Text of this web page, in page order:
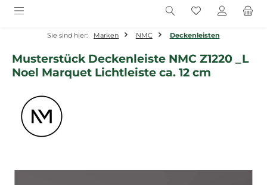
Du hast 0
Sie sind hier: Marken NMC Deckenleisten
Musterstück Deckenleiste NMC Z1220 _L
Noel Marquet Lichtleiste ca. 12 cm